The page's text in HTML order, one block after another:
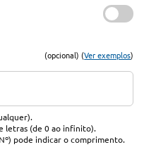
(opcional) (Ver exemplos)
letras (de 0 ao infinito).
Nº) pode indicar o comprimento.